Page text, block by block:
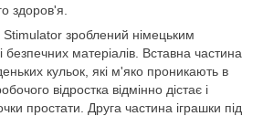
здоров'я.
зроблений німецьким
безпечних матеріалів. Вставна частина
кульок, які м'яко проникають в
відростка відмінно дістає і
простати. Друга частина іграшки під